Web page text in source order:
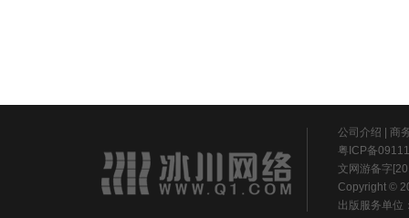
公司介绍
商
粤ICP备
文网游备字
Copyright ©
出版服务单位